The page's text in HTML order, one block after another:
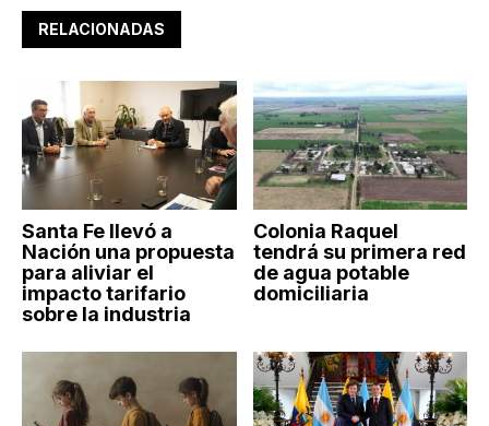
RELACIONADAS
Santa Fe llevó a
Nación una propuesta
para aliviar el
impacto tarifario
sobre la industria
Colonia Raquel
tendrá su primera red
de agua potable
domiciliaria